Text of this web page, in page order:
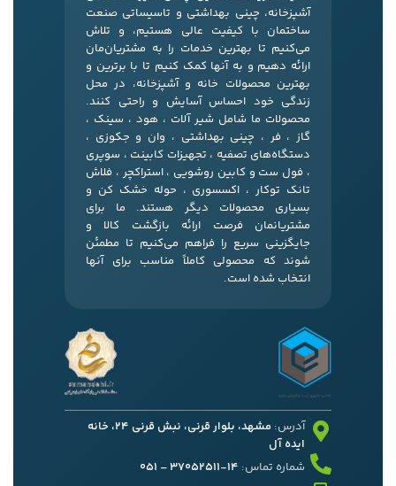
آشپزخانه، چینی بهداشتی و تاسیساتی صنعت
ساختمان با کیفیت عالی هستیم، و تلاش
می‌کنیم تا بهترین خدمات را به مشتریان‌مان
ارائه دهیم و به آنها کمک کنیم تا با برترین و
بهترین محصولات خانه و آشپزخانه، در محل
زندگی خود احساس آسایش و راحتی کنند.
محصولات ما شامل شیر آلات ، هود ، سینک ،
گاز ، فر ، چینی بهداشتی ، وان و جکوزی ،
دستگاه‌های تصفیه ، تجهیزات کابینت ، سوپری
، فول ست و کابین روشویی ، استراکچر ، فلاش
تانک توکار ، اکسسوری ، حوله خشک کن و
بسیاری محصولات دیگر هستند. ما برای
مشتریانمان فرصت ارائه بازگشت کالا و
جایگزینی سریع را فراهم می‌کنیم تا مطمئن
شوند که محصولی کاملاً مناسب برای آنها
انتخاب شده است.
آدرس:
مشهد، بلوار قرنی، نبش قرنی 24، خانه
ایده آل
شماره تماس: 14-37052511 – 051